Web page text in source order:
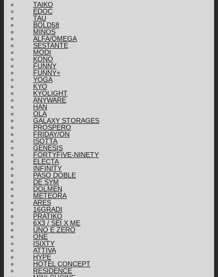
TAIKO
EDOC
TAU
BOLD58
MINOS
ALFA/OMEGA
SESTANTE
MODI
KONO
FUNNY
FUNNY+
YOGA
KYO
KYOLIGHT
ANYWARE
HAN
OLA
GALAXY STORAGES
PROSPERO
FRIDAY/ON
ISOTTA
GENESIS
FORTYFIVE-NINETY
ELECTA
INFINITY
PASO DOBLE
DE SYM
DOLMEN
METEORA
ARES
16GRADI
PRATIKO
6X3 / SEI X ME
UNO E ZERO
ONE
ISIXTY
ATTIVA
HYPE
HOTEL CONCEPT
RESIDENCE